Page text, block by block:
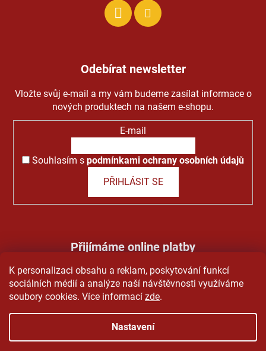
K personalizaci obsahu a reklam, poskytování funkcí
sociálních médií a analýze naší návštěvnosti využíváme
soubory cookies. Více informací zde.
Nastavení
Odebírat newsletter
Vložte svůj e-mail a my vám budeme zasílat informace o
nových produktech na našem e-shopu.
E-mail
Souhlasím s podmínkami ochrany osobních údajů
PŘIHLÁSIT SE
Přijímáme online platby
Vytvořil Shoptet&PekneWeby